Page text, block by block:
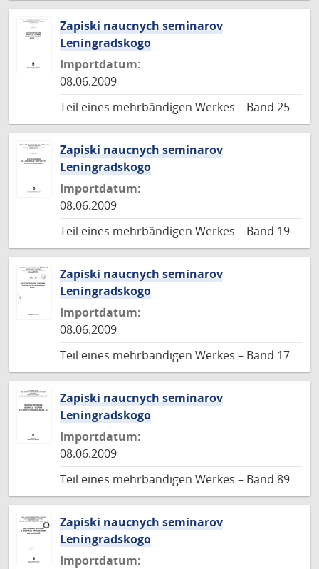
Zapiski naucnych seminarov
Leningradskogo
Importdatum:
08.06.2009
Teil eines mehrbändigen Werkes – Band 25
Zapiski naucnych seminarov
Leningradskogo
Importdatum:
08.06.2009
Teil eines mehrbändigen Werkes – Band 19
Zapiski naucnych seminarov
Leningradskogo
Importdatum:
08.06.2009
Teil eines mehrbändigen Werkes – Band 17
Zapiski naucnych seminarov
Leningradskogo
Importdatum:
08.06.2009
Teil eines mehrbändigen Werkes – Band 89
Zapiski naucnych seminarov
Leningradskogo
Importdatum: